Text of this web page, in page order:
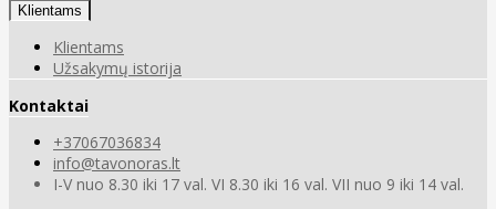
Klientams
Klientams
Užsakymų istorija
Kontaktai
+37067036834
info@tavonoras.lt
I-V nuo 8.30 iki 17 val. VI 8.30 iki 16 val. VII nuo 9 iki 14 val.